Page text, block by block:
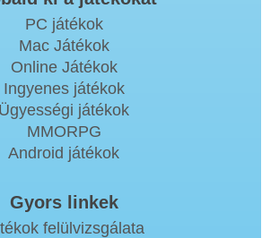
PC játékok
Mac Játékok
Online Játékok
Ingyenes játékok
Ügyességi játékok
MMORPG
Android játékok
Gyors linkek
felülvizsgálata